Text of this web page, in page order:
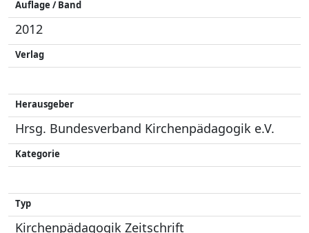
Auflage / Band
2012
Verlag
Herausgeber
Hrsg. Bundesverband Kirchenpädagogik e.V.
Kategorie
Typ
Kirchenpädagogik Zeitschrift